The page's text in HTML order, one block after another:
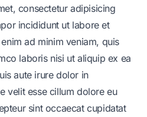
consectetur adipisicing
incididunt ut labore et
ad minim veniam, quis
laboris nisi ut aliquip ex ea
aute irure dolor in
velit esse cillum dolore eu
sint occaecat cupidatat